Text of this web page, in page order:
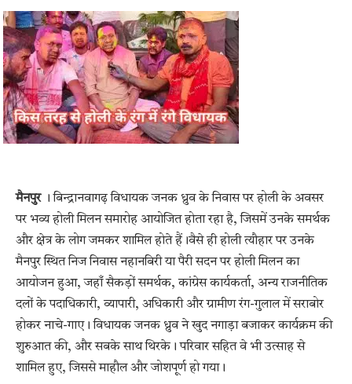
मैनपुर। बिन्द्रानवागढ़ विधायक जनक ध्रुव के निवास पर होली के अवसर
पर भव्य होली मिलन समारोह आयोजित होता रहा है, जिसमें उनके समर्थक
और क्षेत्र के लोग जमकर शामिल होते हैं।वैसे ही होली त्यौहार पर उनके
मैनपुर स्थित निज निवास नहानबिरी या पैरी सदन पर होली मिलन का
आयोजन हुआ, जहाँ सैकड़ों समर्थक, कांग्रेस कार्यकर्ता, अन्य राजनीतिक
दलों के पदाधिकारी, व्यापारी, अधिकारी और ग्रामीण रंग-गुलाल में सराबोर
होकर नाचे-गाए। विधायक जनक ध्रुव ने खुद नगाड़ा बजाकर कार्यक्रम की
शुरुआत की, और सबके साथ थिरके। परिवार सहित वे भी उत्साह से
शामिल हुए, जिससे माहौल और जोशपूर्ण हो गया।